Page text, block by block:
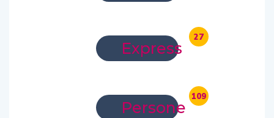
Express
27
Persone
109